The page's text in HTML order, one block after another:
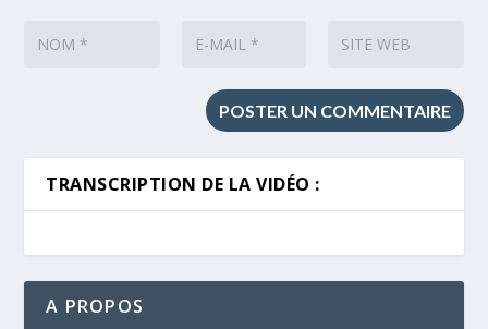
TRANSCRIPTION DE LA VIDÉO :
A PROPOS